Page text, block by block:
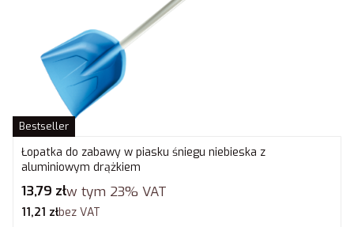
Bestseller
Łopatka do zabawy w piasku śniegu niebieska z
aluminiowym drążkiem
Cena brutto
13,79 złw tym 23% VAT
Cena netto
11,21 złbez VAT